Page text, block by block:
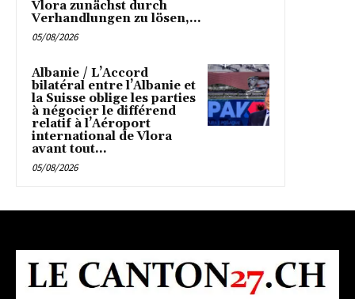
Vlora zunächst durch
Verhandlungen zu lösen,...
05/08/2026
Albanie / L’Accord
bilatéral entre l’Albanie et
la Suisse oblige les parties
à négocier le différend
relatif à l’Aéroport
international de Vlora
avant tout...
05/08/2026